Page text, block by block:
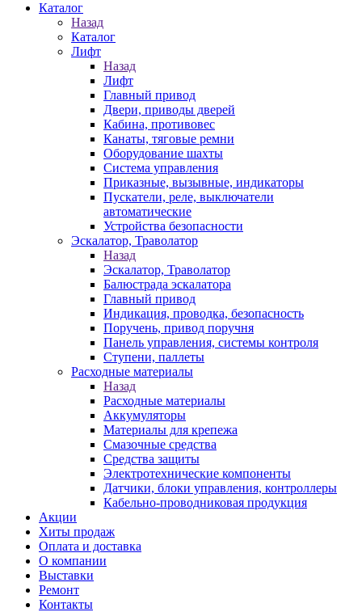
Каталог
Назад
Каталог
Лифт
Назад
Лифт
Главный привод
Двери, приводы дверей
Кабина, противовес
Канаты, тяговые ремни
Оборудование шахты
Система управления
Приказные, вызывные, индикаторы
Пускатели, реле, выключатели
автоматические
Устройства безопасности
Эскалатор, Траволатор
Назад
Эскалатор, Траволатор
Балюстрада эскалатора
Главный привод
Индикация, проводка, безопасность
Поручень, привод поручня
Панель управления, системы контроля
Ступени, паллеты
Расходные материалы
Назад
Расходные материалы
Аккумуляторы
Материалы для крепежа
Смазочные средства
Средства защиты
Электротехнические компоненты
Датчики, блоки управления, контроллеры
Кабельно-проводниковая продукция
Акции
Хиты продаж
Оплата и доставка
О компании
Выставки
Ремонт
Контакты